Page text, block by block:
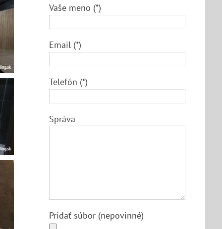
Vaše meno (*)
Email (*)
Telefón (*)
Správa
Pridať súbor (nepovinné)